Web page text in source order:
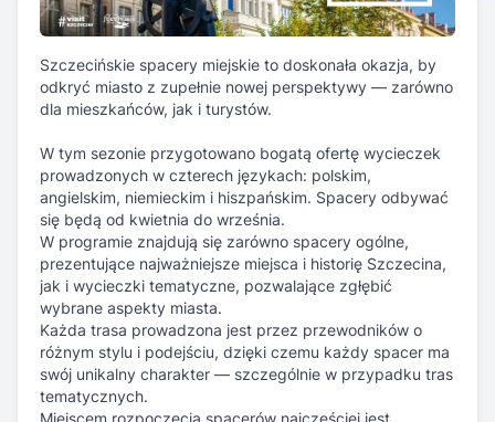
Szczecińskie spacery miejskie to doskonała okazja, by
odkryć miasto z zupełnie nowej perspektywy — zarówno
dla mieszkańców, jak i turystów.
W tym sezonie przygotowano bogatą ofertę wycieczek
prowadzonych w czterech językach: polskim,
angielskim, niemieckim i hiszpańskim. Spacery odbywać
się będą od kwietnia do września.
W programie znajdują się zarówno spacery ogólne,
prezentujące najważniejsze miejsca i historię Szczecina,
jak i wycieczki tematyczne, pozwalające zgłębić
wybrane aspekty miasta.
Każda trasa prowadzona jest przez przewodników o
różnym stylu i podejściu, dzięki czemu każdy spacer ma
swój unikalny charakter — szczególnie w przypadku tras
tematycznych.